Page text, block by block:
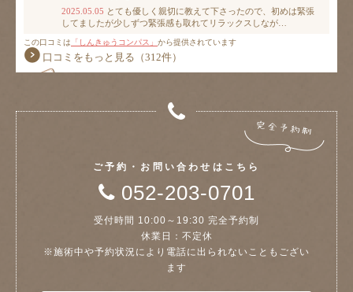
ご予約・お問い合わせはこちら
052-203-0701
受付時間 10:00～19:30 完全予約制
休業日：不定休
※施術中や予約状況により電話に出られないこともござい
ます